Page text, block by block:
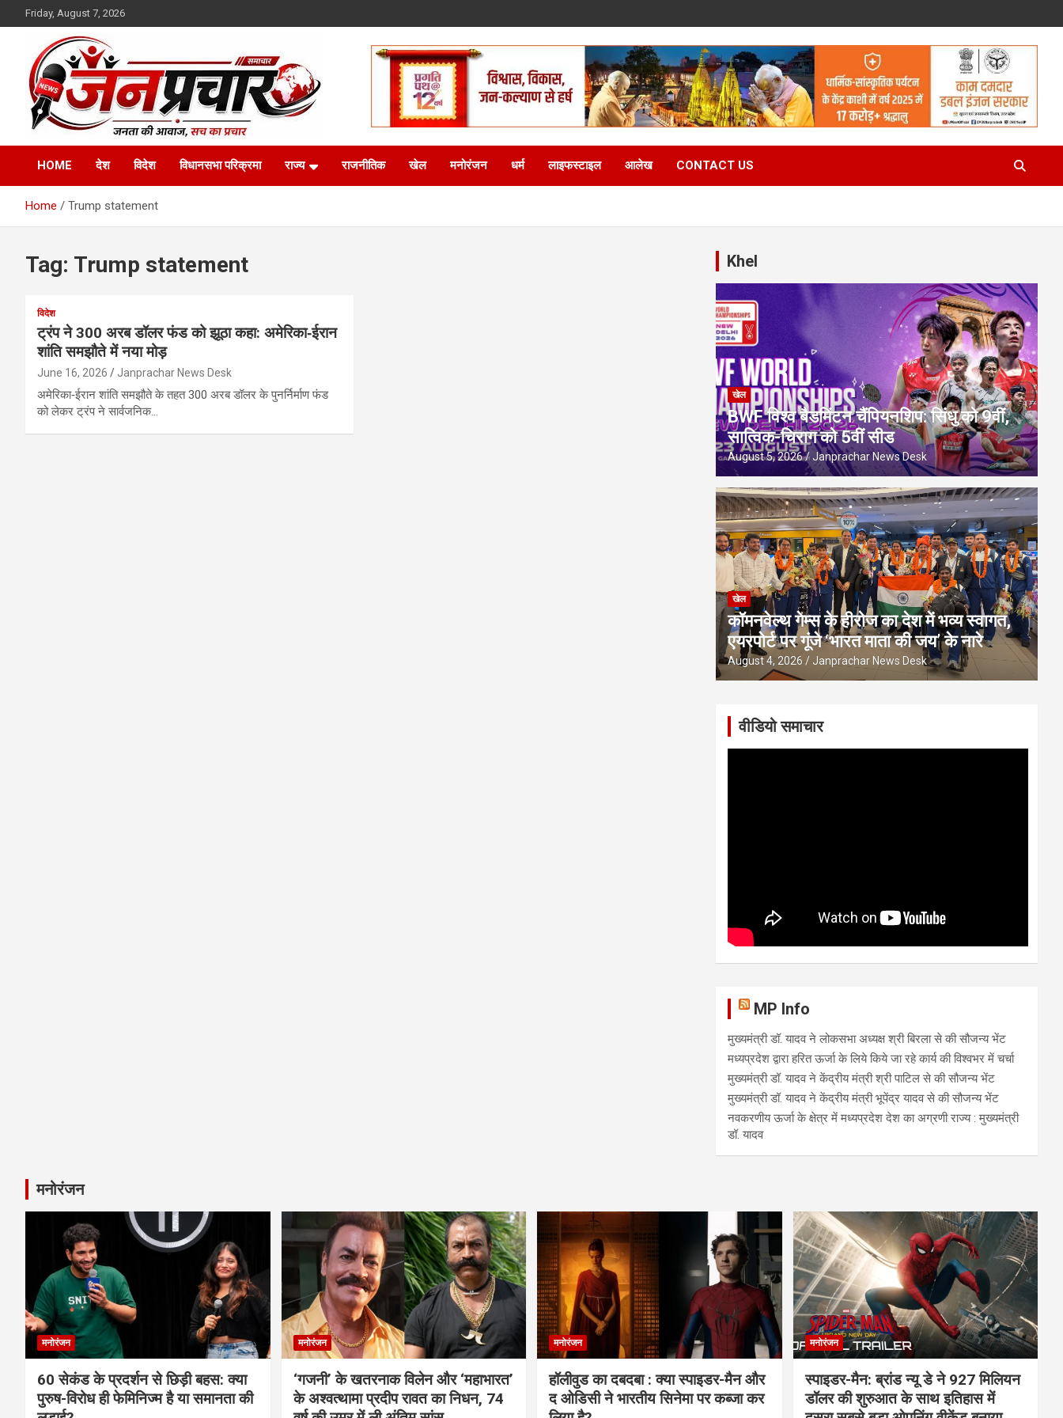
to
Friday, August 7, 2026
:: जनप्रचार ::
Madhya Pradesh News Today | MP News Hindi
HOME
देश विदेश विधानसभा परिक्रमा राज्य राजनीतिक खेल मनोरंजन धर्म लाइफस्टाइल आलेख CONTACT US
Home Trump statement
Tag: Trump statement
विदेश
ट्रंप ने 300 अरब डॉलर फंड को झूठा कहा: अमेरिका‑ईरान
शांति समझौते में नया मोड़
June 16, 2026 Janprachar News Desk
अमेरिका‑ईरान शांति समझौते के तहत 300 अरब डॉलर के पुनर्निर्माण फंड
को लेकर ट्रंप ने सार्वजनिक…
Khel
खेल
BWF विश्व बैडमिंटन चैंपियनशिप: सिंधु को 9वीं,
सात्विक-चिराग को 5वीं सीड
August 5, 2026 Janprachar News Desk
खेल
कॉमनवेल्थ गेम्स के हीरोज का देश में भव्य स्वागत,
एयरपोर्ट पर गूंजे ‘भारत माता की जय’ के नारे
August 4, 2026 Janprachar News Desk
वीडियो समाचार
MP Info
मुख्यमंत्री डॉ. यादव ने लोकसभा अध्यक्ष श्री बिरला से की सौजन्य भेंट
मध्यप्रदेश द्वारा हरित ऊर्जा के लिये किये जा रहे कार्य की विश्वभर में चर्चा
मुख्यमंत्री डॉ. यादव ने केंद्रीय मंत्री श्री पाटिल से की सौजन्य भेंट
मुख्यमंत्री डॉ. यादव ने केंद्रीय मंत्री भूपेंद्र यादव से की सौजन्य भेंट
नवकरणीय ऊर्जा के क्षेत्र में मध्यप्रदेश देश का अग्रणी राज्य : मुख्यमंत्री
डॉ. यादव
मनोरंजन
मनोरंजन
60 सेकंड के प्रदर्शन से छिड़ी बहस: क्या
पुरुष-विरोध ही फेमिनिज्म है या समानता की
मनोरंजन
‘गजनी’ के खतरनाक विलेन और ‘महाभारत’
के अश्वत्थामा प्रदीप रावत का निधन, 74
मनोरंजन
हॉलीवुड का दबदबा : क्या स्पाइडर-मैन और
द ओडिसी ने भारतीय सिनेमा पर कब्जा कर
मनोरंजन
स्पाइडर-मैन: ब्रांड न्यू डे ने 927 मिलियन
डॉलर की शुरुआत के साथ इतिहास में